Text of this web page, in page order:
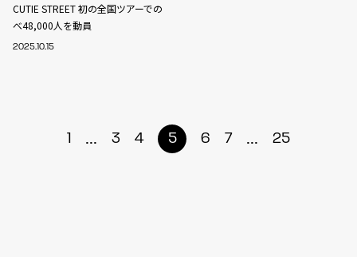
CUTIE STREET 初の全国ツアーでの
べ48,000人を動員
2025.10.15
1 ... 3 4 5 6 7 ... 25